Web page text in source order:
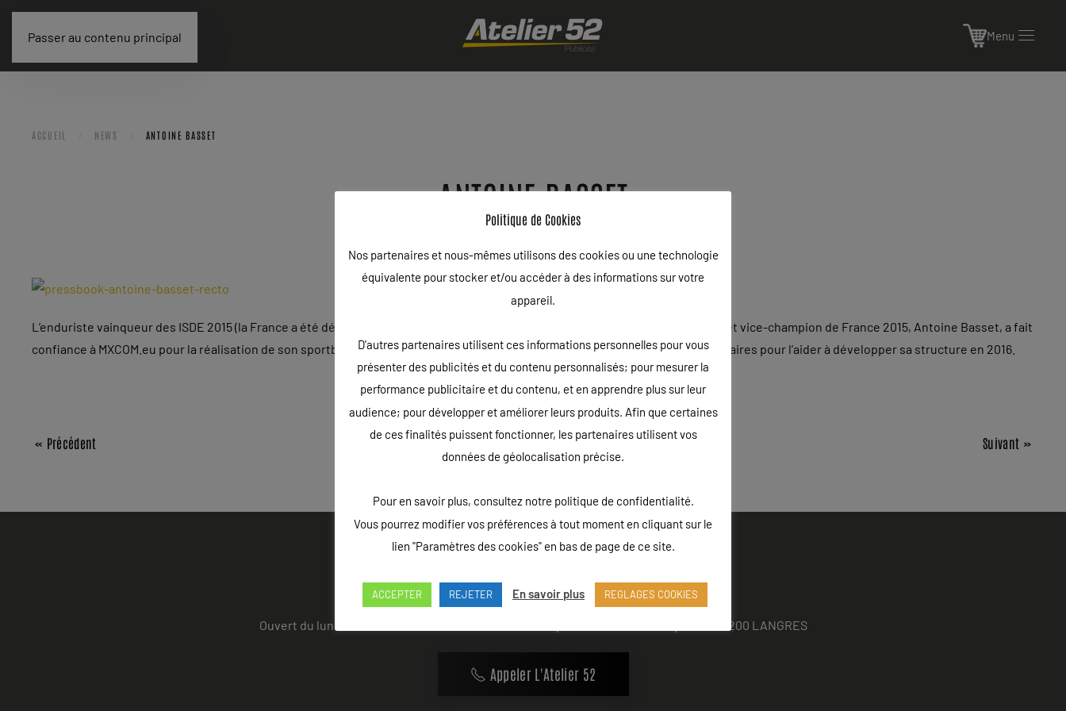
Passer au contenu principal Menu
ACCUEIL NEWS ANTOINE BASSET
ANTOINE BASSET
L’enduriste vainqueur des ISDE 2015 (la France a été déboutée suite à un problème de passage CP), Champion de France 2014 et vice-champion de France 2015, Antoine Basset, a fait
confiance à MXCOM.eu pour la réalisation de son sportbook (press-book) 2016. Ce grand champion est à la recherche de partenaires pour l’aider à développer sa structure en 2016.
« Précédent Suivant »
Ouvert du lundi au vendredi de 9h à 18h - Rue Louis Lepître, Hôtel des entreprises, 52200 LANGRES
Appeler L'Atelier 52
Politique de Cookies
Nos partenaires et nous-mêmes utilisons des cookies ou une technologie
équivalente pour stocker et/ou accéder à des informations sur votre
appareil.
D'autres partenaires utilisent ces informations personnelles pour vous
présenter des publicités et du contenu personnalisés; pour mesurer la
performance publicitaire et du contenu, et en apprendre plus sur leur
audience; pour développer et améliorer leurs produits. Afin que certaines
de ces finalités puissent fonctionner, les partenaires utilisent vos
données de géolocalisation précise.
Pour en savoir plus, consultez notre politique de confidentialité.
Vous pourrez modifier vos préférences à tout moment en cliquant sur le
lien "Paramètres des cookies" en bas de page de ce site.
ACCEPTER REJETER En savoir plus REGLAGES COOKIES